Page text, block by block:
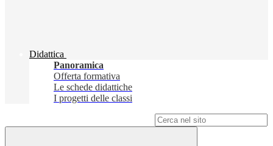
Didattica
Panoramica
Offerta formativa
Le schede didattiche
I progetti delle classi